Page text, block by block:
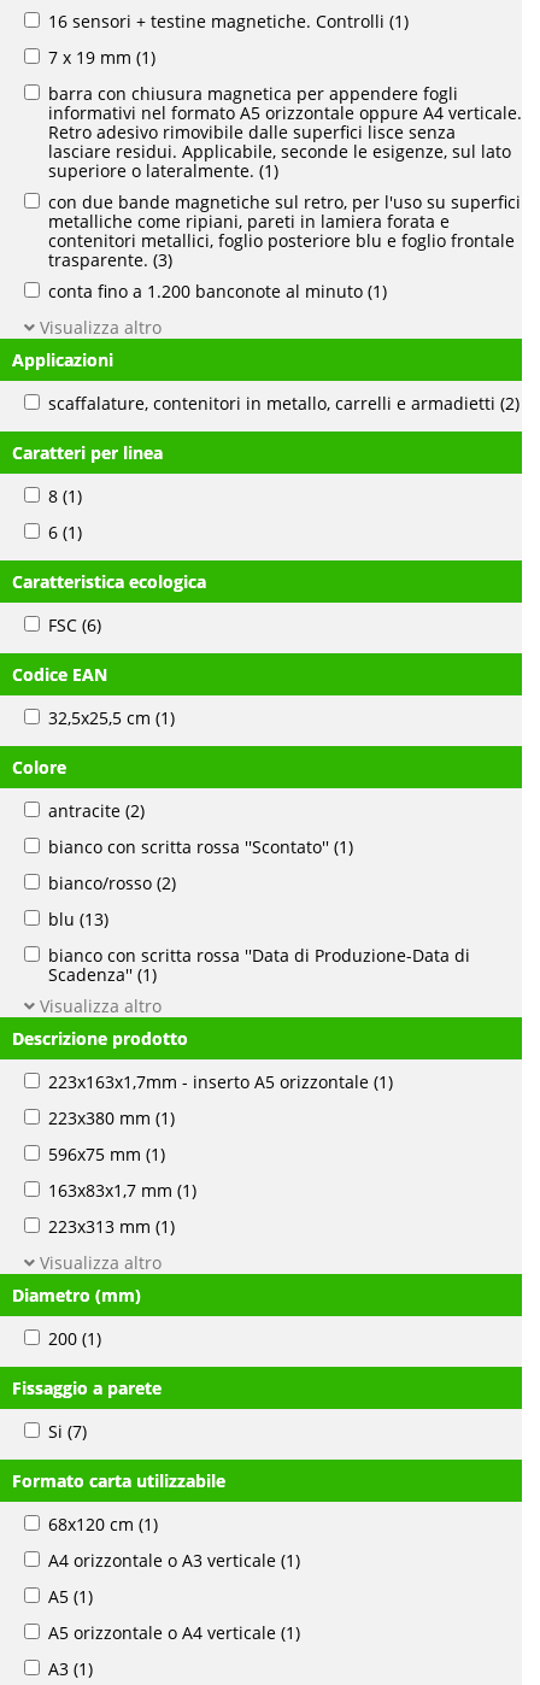
16 sensori + testine magnetiche. Controlli (1)
7 x 19 mm (1)
barra con chiusura magnetica per appendere fogli
informativi nel formato A5 orizzontale oppure A4 verticale.
Retro adesivo rimovibile dalle superfici lisce senza
lasciare residui. Applicabile, seconde le esigenze, sul lato
superiore o lateralmente. (1)
con due bande magnetiche sul retro, per l'uso su superfici
metalliche come ripiani, pareti in lamiera forata e
contenitori metallici, foglio posteriore blu e foglio frontale
trasparente. (3)
conta fino a 1.200 banconote al minuto (1)
Visualizza altro
Applicazioni
scaffalature, contenitori in metallo, carrelli e armadietti (2)
Caratteri per linea
8 (1)
6 (1)
Caratteristica ecologica
FSC (6)
Codice EAN
32,5x25,5 cm (1)
Colore
antracite (2)
bianco con scritta rossa ''Scontato'' (1)
bianco/rosso (2)
blu (13)
bianco con scritta rossa ''Data di Produzione-Data di
Scadenza'' (1)
Visualizza altro
Descrizione prodotto
223x163x1,7mm - inserto A5 orizzontale (1)
223x380 mm (1)
596x75 mm (1)
163x83x1,7 mm (1)
223x313 mm (1)
Visualizza altro
Diametro (mm)
200 (1)
Fissaggio a parete
Si (7)
Formato carta utilizzabile
68x120 cm (1)
A4 orizzontale o A3 verticale (1)
A5 (1)
A5 orizzontale o A4 verticale (1)
A3 (1)